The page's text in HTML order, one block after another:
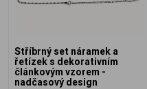
Stříbrný set náramek a
řetízek s dekorativním
článkovým vzorem -
nadčasový design